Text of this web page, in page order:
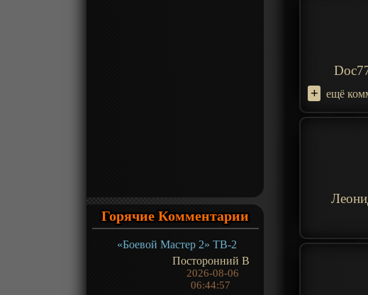
Горячие Комментарии
«Боевой Мастер 2» ТВ-2
Посторонний В
2026-08-06
06:44:57
+ ещё